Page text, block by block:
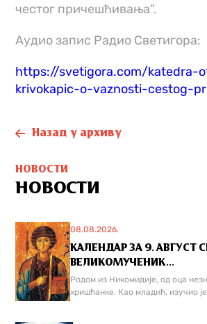
честог причешћивања“.
Аудио запис Радио Светигора:
https://svetigora.com/katedra-
krivokapic-o-vaznosti-cestog-
Назад у архиву
НОВОСТИ
НОВОСТИ
08.08.2026.
КАЛЕНДАР ЗА 9. АВГУСТ
ВЕЛИКОМУЧЕНИК...
Родом из Никомидије, од оца
хришћанке. Као младић, изучио